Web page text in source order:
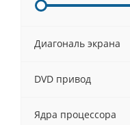
Диагональ экрана
DVD привод
Ядра процессора